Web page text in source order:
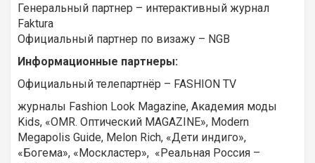
Генеральный партнер – интерактивный журнал
Faktura
Официальный партнер по визажу – NGB
Информационные партнеры:
Официальный телепартнёр – FASHION TV
журналы Fashion Look Magazine, Академия моды
Kids, «OMR. Оптический MAGAZINE», Modern
Megapolis Guide, Melon Rich, «Дети индиго»,
«Богема», «Москластер», «Реальная Россия –